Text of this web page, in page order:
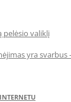
pelėsio valiklį
yra svarbus